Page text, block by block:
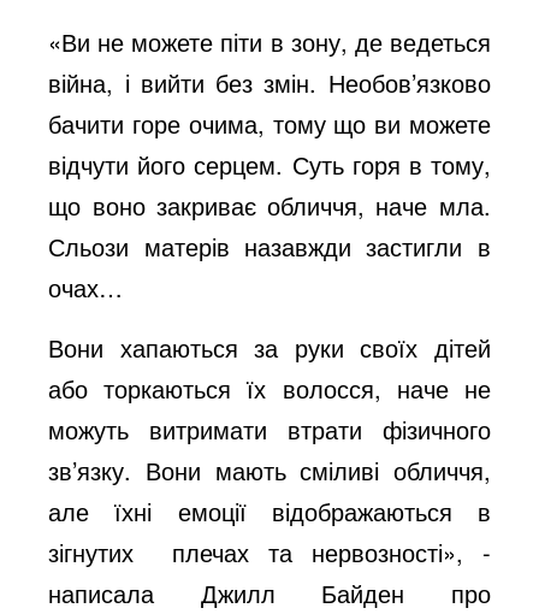
«Ви не можете піти в зону, де ведеться
війна, і вийти без змін. Необов’язково
бачити горе очима, тому що ви можете
відчути його серцем. Суть горя в тому,
що воно закриває обличчя, наче мла.
Сльози матерів назавжди застигли в
очах…
Вони хапаються за руки своїх дітей
або торкаються їх волосся, наче не
можуть витримати втрати фізичного
зв’язку. Вони мають сміливі обличчя,
але їхні емоції відображаються в
зігнутих плечах та нервозності», -
написала Джилл Байден про